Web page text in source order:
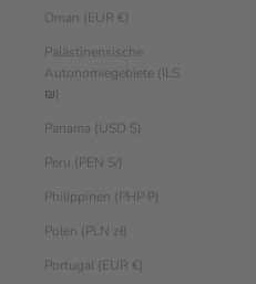
Oman (EUR €)
Palästinensische
Autonomiegebiete (ILS
₪)
Panama (USD $)
Peru (PEN S/)
Philippinen (PHP ₱)
Polen (PLN zł)
Portugal (EUR €)